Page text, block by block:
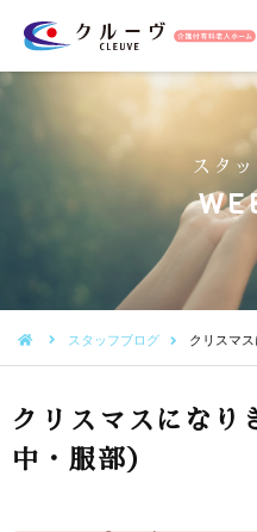
スタ
スタッフブログ クリスマ
クリスマスにな
中・服部）